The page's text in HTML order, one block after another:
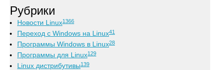
Рубрики
Новости Linux1366
Переход с Windows на Linux41
Программы Windows в Linux28
Программы для Linux129
Linux дистрибутивы139